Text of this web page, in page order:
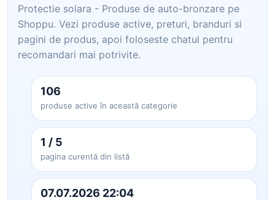
Protectie solara - Produse de auto-bronzare pe
Shoppu. Vezi produse active, preturi, branduri si
pagini de produs, apoi foloseste chatul pentru
recomandari mai potrivite.
106
produse active în această categorie
1 / 5
pagina curentă din listă
07.07.2026 22:04